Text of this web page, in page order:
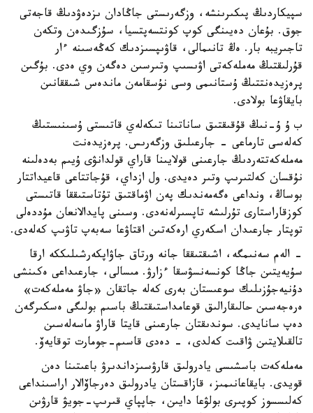
سپيكاردىڭ پىكىرىنشە، وزگەرىستى جاڭادان ىزدەۋدىڭ قاجەتى
جوق. بۇعان دەيىنگى كوپ كونتسەپتسيا، سۇزگىدەن وتكەن
تاجىريبە بار. ەڭ تانىمالى، قاۋىپسىزدىك كەڭەسىنە ءار
قۇرلىقتىڭ مەملەكەتى اۋىسىپ وتىرسىن دەگەن وي ەدى. بۇگىن
پرەزيدەنتتىڭ ۇستانىمى وسى نۇسقامەن ماندەس شىققانىن
بايقاۋعا بولادى.
ب ۇ ۇ-نىڭ قۇقىقتىق ساناتىنا تىكەلەي قاتىستى ۇسىنىستىڭ
كەلەسى تارماعى - جارعىلىق وزگەرىس. پرەزيدەنت
مەملەكەتتەردىڭ جارعىنى قولايىنا قاراي قولدانۋى ۇيىم بەدەلىنە
نۇقسان كەلتىرىپ وتىر دەيدى. ول ازداي، قۇجاتتاعى قاعيداتتار
بوساڭ، ونداعى ەگەمەندىك پەن اۋماقتىق تۇتاستىققا قاتىستى
كوزقاراستارى تۇرلىشە تاپسىرلەنەدى. وسىنى پايدالانعان مۇددەلى
توپتار جارعىدان اسكەري ارەكەتىن اقتاۋعا سەبەپ تاۋىپ كەلەدى.
- الەم سەنىمگە، اشىقتىققا جانە ورتاق جاۋاپكەرشىلىككە ارقا
سۇيەيتىن جاڭا كونسەنسۋسقا ءزارۋ. مىسالى، جارعىداعى ەكىنشى
دۇنيەجۇزىلىك سوعىستان بەرى كەلە جاتقان «جاۋ مەملەكەت»
ەرەجەسىن حالىقارالىق قوعامداستىقتىڭ باسىم بولىگى ەسكىرگەن
دەپ سانايدى. سوندىقتان جارعىنى قايتا قاراۋ ماسەلەسىن
تالقىلايتىن ۋاقىت كەلدى، - دەدى قاسىم-جومارت توقايەۆ.
مەملەكەت باسشىسى يادرولىق قارۋسىزداندىرۋ باعىتىنا دەن
قويدى. بايقاعانىمىز، قازاقستان يادرولىق دەرجاۆالار اراسىنداعى
كەلىسسوز كوپىرى بولۋعا دايىن، جاپپاي قىرىپ-جويۋ قارۋىن